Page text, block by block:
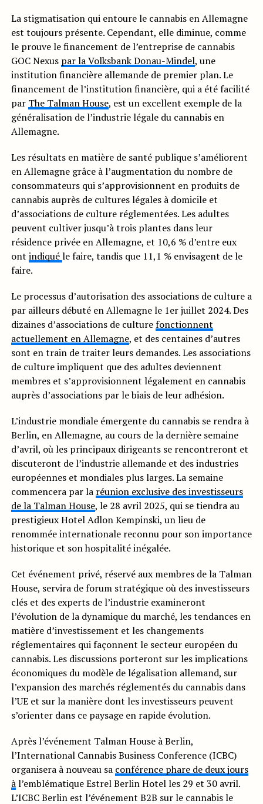
La stigmatisation qui entoure le cannabis en Allemagne
est toujours présente. Cependant, elle diminue, comme
le prouve le financement de l’entreprise de cannabis
GOC Nexus par la Volksbank Donau-Mindel, une
institution financière allemande de premier plan. Le
financement de l’institution financière, qui a été facilité
par The Talman House, est un excellent exemple de la
généralisation de l’industrie légale du cannabis en
Allemagne.
Les résultats en matière de santé publique s’améliorent
en Allemagne grâce à l’augmentation du nombre de
consommateurs qui s’approvisionnent en produits de
cannabis auprès de cultures légales à domicile et
d’associations de culture réglementées. Les adultes
peuvent cultiver jusqu’à trois plantes dans leur
résidence privée en Allemagne, et 10,6 % d’entre eux
ont indiquéle faire, tandis que 11,1 % envisagent de le
faire.
Le processus d’autorisation des associations de culture a
par ailleurs débuté en Allemagne le 1er juillet 2024. Des
dizaines d’associations de culturefonctionnent
actuellement en Allemagne, et des centaines d’autres
sont en train de traiter leurs demandes. Les associations
de culture impliquent que des adultes deviennent
membres et s’approvisionnent légalement en cannabis
auprès d’associations par le biais de leur adhésion.
L’industrie mondiale émergente du cannabis se rendra à
Berlin, en Allemagne, au cours de la dernière semaine
d’avril, où les principaux dirigeants se rencontreront et
discuteront de l’industrie allemande et des industries
européennes et mondiales plus larges. La semaine
commencera par la réunion exclusive des investisseurs
de la Talman House, le 28 avril 2025, qui se tiendra au
prestigieux Hotel Adlon Kempinski, un lieu de
renommée internationale reconnu pour son importance
historique et son hospitalité inégalée.
Cet événement privé, réservé aux membres de la Talman
House, servira de forum stratégique où des investisseurs
clés et des experts de l’industrie examineront
l’évolution de la dynamique du marché, les tendances en
matière d’investissement et les changements
réglementaires qui façonnent le secteur européen du
cannabis. Les discussions porteront sur les implications
économiques du modèle de légalisation allemand, sur
l’expansion des marchés réglementés du cannabis dans
l’UE et sur la manière dont les investisseurs peuvent
s’orienter dans ce paysage en rapide évolution.
Après l’événement Talman House à Berlin,
l’International Cannabis Business Conference (ICBC)
organisera à nouveau sa conférence phare de deux jours
àl’emblématique Estrel Berlin Hotel les 29 et 30 avril.
L’ICBC Berlin est l’événement B2B sur le cannabis le